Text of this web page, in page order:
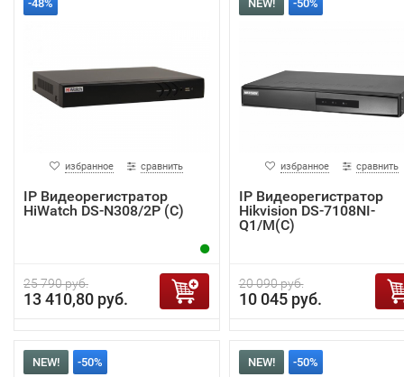
-48%
избранное сравнить
IP Видеорегистратор
HiWatch DS-N308/2P (C)
25 790 руб.
13 410,80 руб.
NEW! -50%
избранное сравнить
IP Видеорегистратор
Hikvision DS-7108NI-
Q1/M(C)
20 090 руб.
10 045 руб.
NEW! -50% NEW! -50%